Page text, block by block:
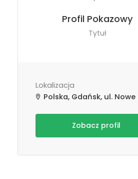
Profil Pokazowy
Tytuł
Lokalizacja
Polska, Gdańsk, ul.
Zobacz profil